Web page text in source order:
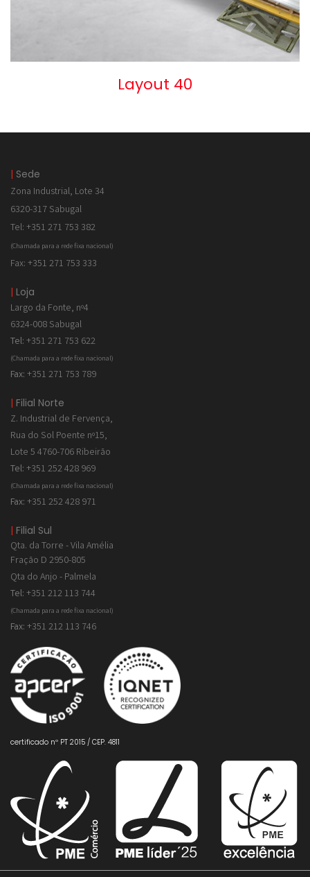
Layout 40
| Sede
Zona Industrial, Lote 34
6320-317 Sabugal
Tel: +351 271 753 382
(Chamada para a rede fixa nacional)
Fax: +351 271 753 333
| Loja
Largo da Fonte, nº4
6324-008 Sabugal
Tel: +351 271 753 622
(Chamada para a rede fixa nacional)
Fax: +351 271 753 789
| Filial Norte
Z. Industrial de Fervença,
Rua do Sol Poente nº15,
Lote 5 4760-706 Ribeirão
Tel: +351 252 428 969
(Chamada para a rede fixa nacional)
Fax: +351 252 428 971
| Filial Sul
Qta. da Torre - Vila Amélia
Fração D 2950-805
Qta do Anjo - Palmela
Tel: +351 212 113 744
(Chamada para a rede fixa nacional)
Fax: +351 212 113 746
certificado nº PT 2015 / CEP. 4811